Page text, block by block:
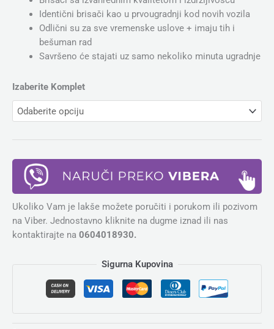
Identični brisači kao u prvougradnji kod novih vozila
Odlični su za sve vremenske uslove + imaju tih i
bešuman rad
Savršeno će stajati uz samo nekoliko minuta ugradnje
Izaberite Komplet
Ukoliko Vam je lakše možete poručiti i porukom ili pozivom
na Viber. Jednostavno kliknite na dugme iznad ili nas
kontaktirajte na 0604018930.
Sigurna Kupovina